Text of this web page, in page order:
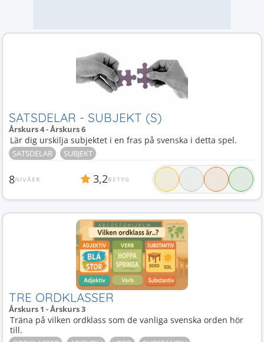
SATSDELAR - SUBJEKT (S)
Årskurs 4 - Årskurs 6
Lär dig urskilja subjektet i en fras på svenska i detta spel.
SATSDELAR SUBJEKT
8NIVÅER 3,2BETYG
TRE ORDKLASSER
Årskurs 1 - Årskurs 3
Träna på vilken ordklass som de vanliga svenska orden hör
till.